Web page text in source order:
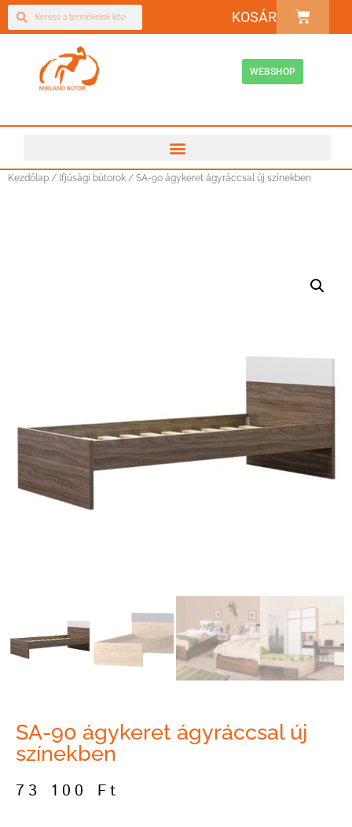
KOSÁR
WEBSHOP
Kezdőlap / Ifjúsági bútorok / SA-90 ágykeret ágyráccsal új színekben
SA-90 ágykeret ágyráccsal új
színekben
73 100 Ft